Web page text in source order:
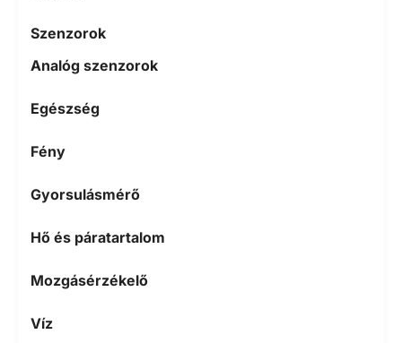
Szenzorok
Analóg szenzorok
Egészség
Fény
Gyorsulásmérő
Hő és páratartalom
Mozgásérzékelő
Víz